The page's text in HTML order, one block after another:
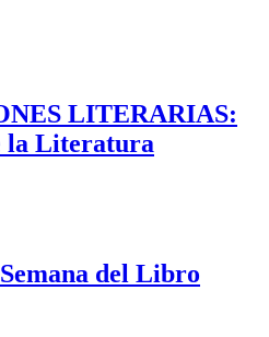
LITERARIAS:
la Literatura
del Libro